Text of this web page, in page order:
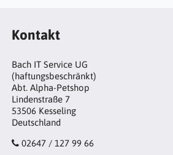
Kontakt
Bach IT Service UG
(haftungsbeschränkt)
Abt. Alpha-Petshop
Lindenstraße 7
53506 Kesseling
Deutschland
02647 / 127 99 66